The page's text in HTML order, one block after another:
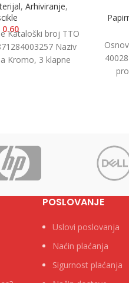
, Arhiviranje,
0.60
Kataloški broj TTO
Naziv
Kromo, 3 klapne
POSLOVANJE
Uslovi poslovanja
Naćin plaćanja
Sigurnost plaćanja